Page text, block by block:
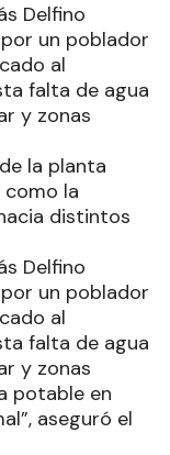
Delfino
un poblador
al
falta de agua
y zonas
la planta
la
distintos
Delfino
un poblador
al
falta de agua
y zonas
potable en
aseguró el